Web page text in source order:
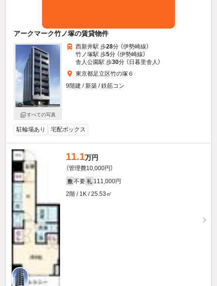
アークマーク竹ノ塚の賃貸物件
すべての写真
西新井駅 歩28分 （伊勢崎線）
竹ノ塚駅 歩5分 （伊勢崎線）
舎人公園駅 歩30分 （日暮里舎人）
東京都足立区竹の塚６
9階建 / 新築 / 鉄筋コン
駐輪場あり 宅配ボックス
11.1万円
（管理費10,000円）
敷 不要 礼 111,000円
2階 / 1K / 25.53㎡